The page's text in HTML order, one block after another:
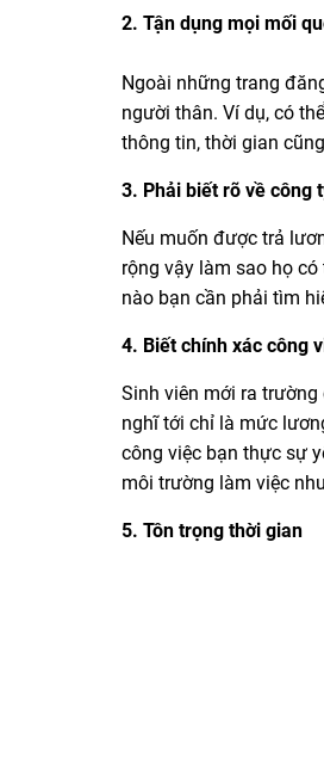
2. Tận dụng mọi mối
Ngoài những trang
người thân. Ví dụ, có
thông tin, thời gian
3. Phải biết rõ về công
Nếu muốn được trả
rộng vậy làm sao họ
nào bạn cần phải tìm
4. Biết chính xác công
Sinh viên mới ra
nghĩ tới chỉ là mức
công việc bạn thực sự
môi trường làm việc
5. Tôn trọng thời gian